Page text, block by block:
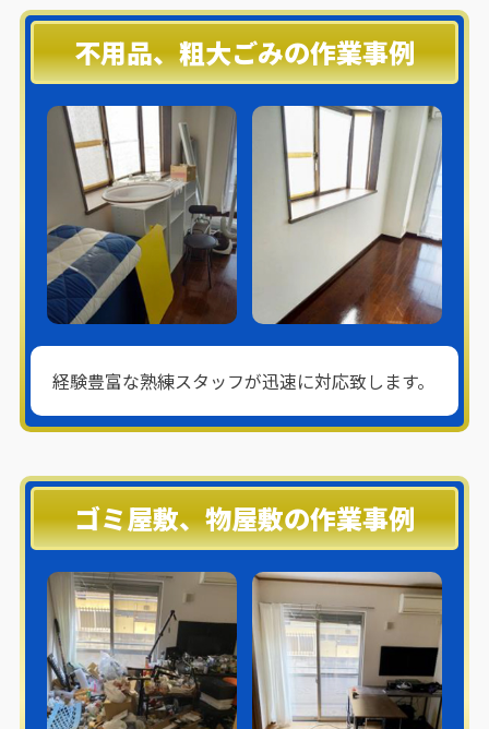
不用品、粗大ごみの作業事例
経験豊富な熟練スタッフが迅速に対応致します。
ゴミ屋敷、物屋敷の作業事例